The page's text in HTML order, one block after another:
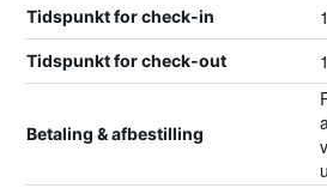
Tidspunkt for check-in
Tidspunkt for check-out
Betaling & afbestilling